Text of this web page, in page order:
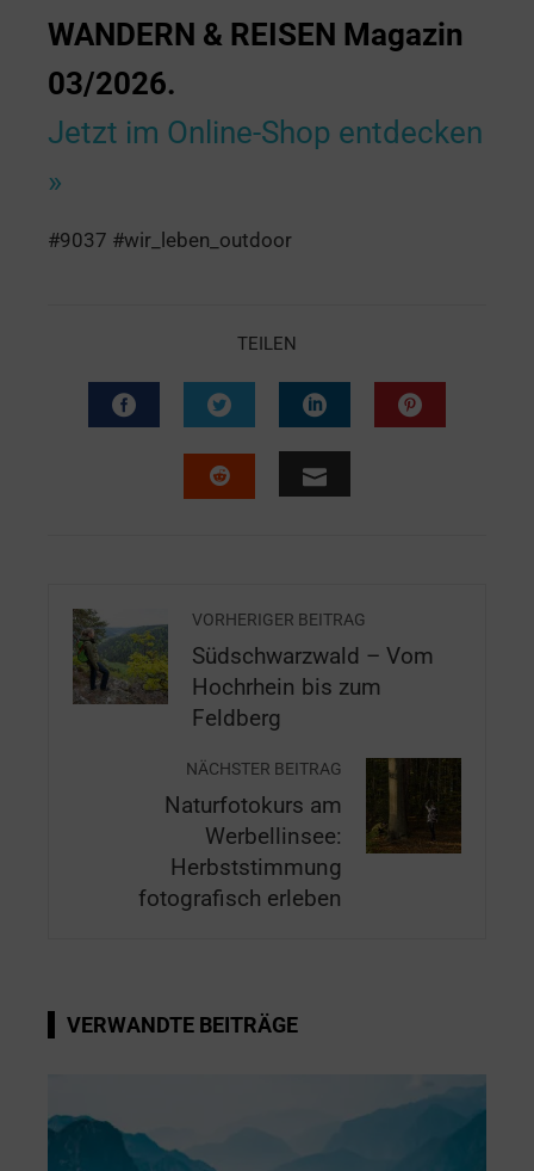
WANDERN & REISEN Magazin
03/2026.
Jetzt im Online-Shop entdecken
»
#9037 #wir_leben_outdoor
TEILEN
VORHERIGER BEITRAG
Südschwarzwald – Vom
Hochrhein bis zum
Feldberg
NÄCHSTER BEITRAG
Naturfotokurs am
Werbellinsee:
Herbststimmung
fotografisch erleben
VERWANDTE BEITRÄGE